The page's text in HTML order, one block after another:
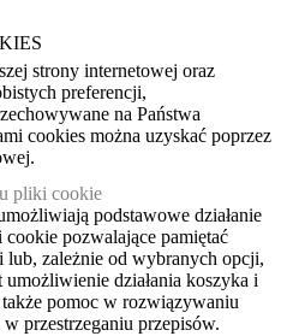
strony internetowej oraz
preferencji,
na Państwa
cookies można uzyskać poprzez
pliki cookie
podstawowe działanie
pozwalające pamiętać
zależnie od wybranych opcji,
umożliwienie działania koszyka i
pomoc w rozwiązywaniu
przestrzeganiu przepisów.